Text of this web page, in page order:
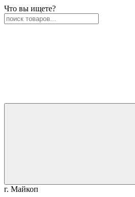
Что вы ищете?
г. Майкоп